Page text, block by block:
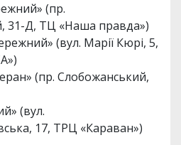
(пр.
31-Д, ТЦ «Наша правда»)
(вул. Марії Кюрі, 5,
(пр. Слобожанський,
(вул.
17, ТРЦ «Караван»)